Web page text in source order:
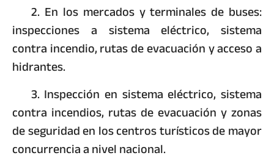
2. En los mercados y terminales de buses:
inspecciones a sistema eléctrico, sistema
contra incendio, rutas de evacuación y acceso a
hidrantes.
3. Inspección en sistema eléctrico, sistema
contra incendios, rutas de evacuación y zonas
de seguridad en los centros turísticos de mayor
concurrencia a nivel nacional.